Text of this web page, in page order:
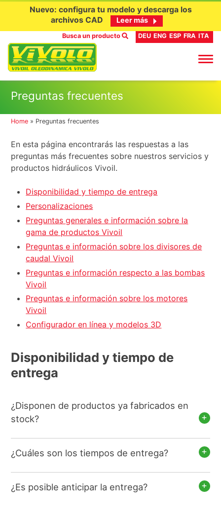
Nuevo: configura tu modelo y descarga los
archivos CAD
Leer más
Busca un producto DEU ENG ESP FRA ITA
Preguntas frecuentes
Home » Preguntas frecuentes
En esta página encontrarás las respuestas a las
preguntas más frecuentes sobre nuestros servicios y
productos hidráulicos Vivoil.
Disponibilidad y tiempo de entrega
Personalizaciones
Preguntas generales e información sobre la
gama de productos Vivoil
Preguntas e información sobre los divisores de
caudal Vivoil
Preguntas e información respecto a las bombas
Vivoil
Preguntas e información sobre los motores
Vivoil
Configurador en línea y modelos 3D
Disponibilidad y tiempo de
entrega
¿Disponen de productos ya fabricados en
stock?
¿Cuáles son los tiempos de entrega?
¿Es posible anticipar la entrega?